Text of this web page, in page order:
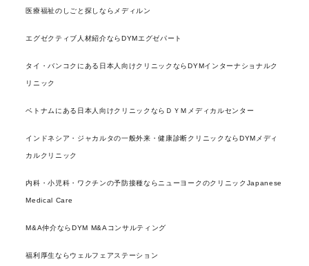
医療福祉のしごと探しならメディルン
エグゼクティブ人材紹介ならDYMエグゼパート
タイ・バンコクにある日本人向けクリニックならDYMインターナショナルク
リニック
ベトナムにある日本人向けクリニックならＤＹＭメディカルセンター
インドネシア・ジャカルタの一般外来・健康診断クリニックならDYMメディ
カルクリニック
内科・小児科・ワクチンの予防接種ならニューヨークのクリニックJapanese
Medical Care
M&A仲介ならDYM M&Aコンサルティング
福利厚生ならウェルフェアステーション